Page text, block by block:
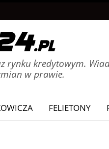
kredytowym.
w prawie.
FELIETONY